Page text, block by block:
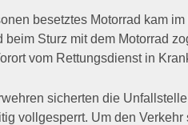
besetztes Motorrad kam
beim Sturz mit dem Motorrad
vom Rettungsdienst in
sicherten die
vollgesperrt. Um den